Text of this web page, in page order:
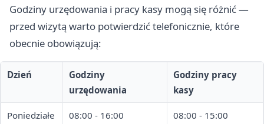
Godziny urzędowania i pracy kasy mogą się różnić —
przed wizytą warto potwierdzić telefonicznie, które
obecnie obowiązują:
Dzień
Godziny
urzędowania
Godziny pracy
kasy
Poniedziałe
08:00 - 16:00 08:00 - 15:00